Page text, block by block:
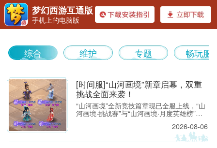
《梦幻
梦幻西游互通版
手机上的电脑版
综合 维护 专题 畅玩服
[时间服]“山河画境”新章启幕，双重
挑战全面来袭！
“山河画境”全新竞技篇章现已全服上线，“山
河画境·挑战赛”与“山河画境·月度英雄榜”两
特赦令牌、无双徽记等高价值道具，还能解
锁专属限时称谓、万界通廊摊位招牌装饰、
首领雕像庭院装饰等限定奖励。
2026-08-06